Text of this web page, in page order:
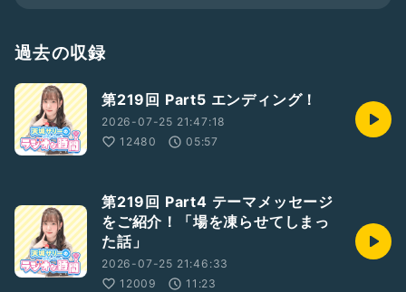
過去の収録
第219回 Part5 エンディング！
2026-07-25 21:47:18
12480
05:57
第219回 Part4 テーマメッセージ
をご紹介！「場を凍らせてしまっ
た話」
2026-07-25 21:46:33
12009
11:23